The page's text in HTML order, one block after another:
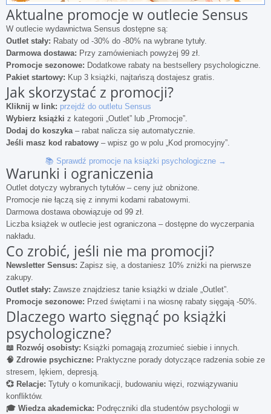
Aktualne promocje w outlecie Sensus
W outlecie wydawnictwa Sensus dostępne są:
Outlet stały: Rabaty od -30% do -80% na wybrane tytuły.
Darmowa dostawa: Przy zamówieniach powyżej 99 zł.
Promocje sezonowe: Dodatkowe rabaty na bestsellery psychologiczne.
Pakiet startowy: Kup 3 książki, najtańszą dostajesz gratis.
Jak skorzystać z promocji?
Kliknij w link: przejdź do outletu Sensus
Wybierz książki z kategorii „Outlet” lub „Promocje”.
Dodaj do koszyka– rabat nalicza się automatycznie.
Jeśli masz kod rabatowy – wpisz go w polu „Kod promocyjny”.
📚 Sprawdź promocje na książki psychologiczne →
Warunki i ograniczenia
Outlet dotyczy wybranych tytułów – ceny już obniżone.
Promocje nie łączą się z innymi kodami rabatowymi.
Darmowa dostawa obowiązuje od 99 zł.
Liczba książek w outlecie jest ograniczona – dostępne do wyczerpania
nakładu.
Co zrobić, jeśli nie ma promocji?
Newsletter Sensus: Zapisz się, a dostaniesz 10% zniżki na pierwsze
zakupy.
Outlet stały: Zawsze znajdziesz tanie książki w dziale „Outlet”.
Promocje sezonowe: Przed świętami i na wiosnę rabaty sięgają -50%.
Dlaczego warto sięgnąć po książki
psychologiczne?
📖 Rozwój osobisty: Książki pomagają zrozumieć siebie i innych.
🧠 Zdrowie psychiczne: Praktyczne porady dotyczące radzenia sobie ze
stresem, lękiem, depresją.
💞 Relacje: Tytuły o komunikacji, budowaniu więzi, rozwiązywaniu
konfliktów.
🎓 Wiedza akademicka: Podręczniki dla studentów psychologii w